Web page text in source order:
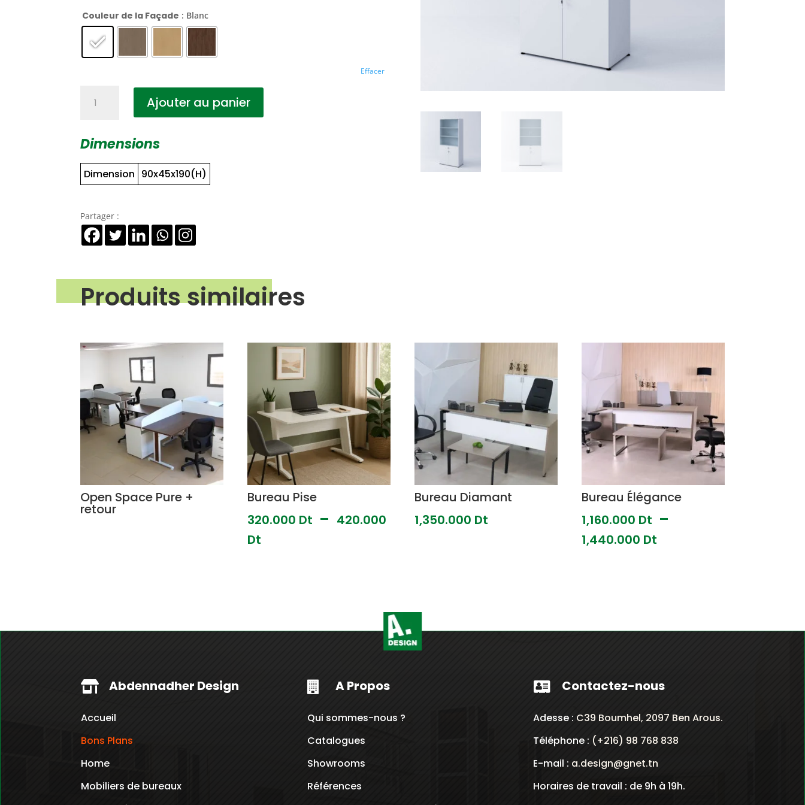
Couleur de la Façade : Blanc
Effacer
Vitré
Ajouter au panier
Dimensions
Dimension 90x45x190(H)
Partager :
Produits similaires
Open Space Pure +
retour
Bureau Pise
320.000 Dt – 420.000
Dt
à
Bureau Diamant
1,350.000 Dt
Bureau Élégance
1,160.000 Dt –
1,440.000 Dt
à
 Abdennadher Design
Accueil
Bons Plans
Home
Mobiliers de bureaux
 A Propos
Qui sommes-nous ?
Catalogues
Showrooms
Références
 Contactez-nous
Adesse : C39 Boumhel, 2097 Ben Arous.
Téléphone : (+216) 98 768 838
E-mail : a.design@gnet.tn
Horaires de travail : de 9h à 19h.